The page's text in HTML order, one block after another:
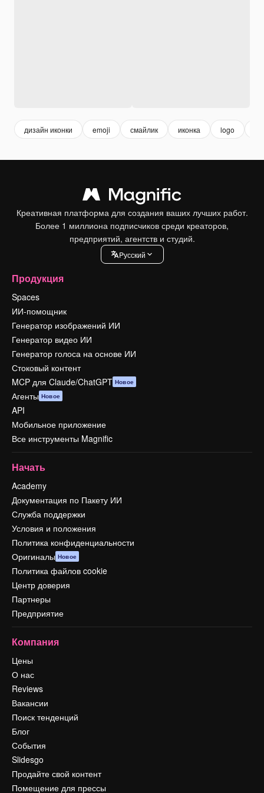
дизайн иконки emoji смайлик иконка logo
Креативная платформа для создания ваших лучших работ.
Более 1 миллиона подписчиков среди креаторов,
предприятий, агентств и студий.
Pусский
Продукция
Spaces
ИИ-помощник
Генератор изображений ИИ
Генератор видео ИИ
Генератор голоса на основе ИИ
Стоковый контент
MCP для Claude/ChatGPT Новое
Агенты Новое
API
Мобильное приложение
Все инструменты Magnific
Начать
Academy
Документация по Пакету ИИ
Служба поддержки
Условия и положения
Политика конфиденциальности
Оригиналы Новое
Политика файлов cookie
Центр доверия
Партнеры
Предприятие
Компания
Цены
О нас
Reviews
Вакансии
Поиск тенденций
Блог
События
Slidesgo
Продайте свой контент
Помещение для прессы